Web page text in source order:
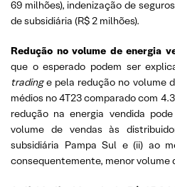
69 milhões), indenização de
de subsidiária (R$ 2 milhões).
Redução no volume de energia
que o esperado podem ser
tradinge pela redução no volume
médios no 4T23 comparado com
redução na energia vendida
volume de vendas às
subsidiária Pampa Sul e (ii) ao
consequentemente, menor volume